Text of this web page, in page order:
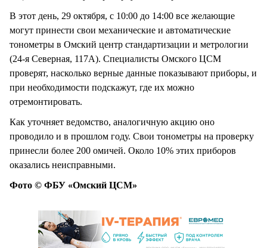
В этот день, 29 октября, с 10:00 до 14:00 все желающие
могут принести свои механические и автоматические
тонометры в Омский центр стандартизации и метрологии
(24-я Северная, 117А). Специалисты Омского ЦСМ
проверят, насколько верные данные показывают приборы, и
при необходимости подскажут, где их можно
отремонтировать.
Как уточняет ведомство, аналогичную акцию оно
проводило и в прошлом году. Свои тонометры на проверку
принесли более 200 омичей. Около 10% этих приборов
оказались неисправными.
Фото © ФБУ «Омский ЦСМ»